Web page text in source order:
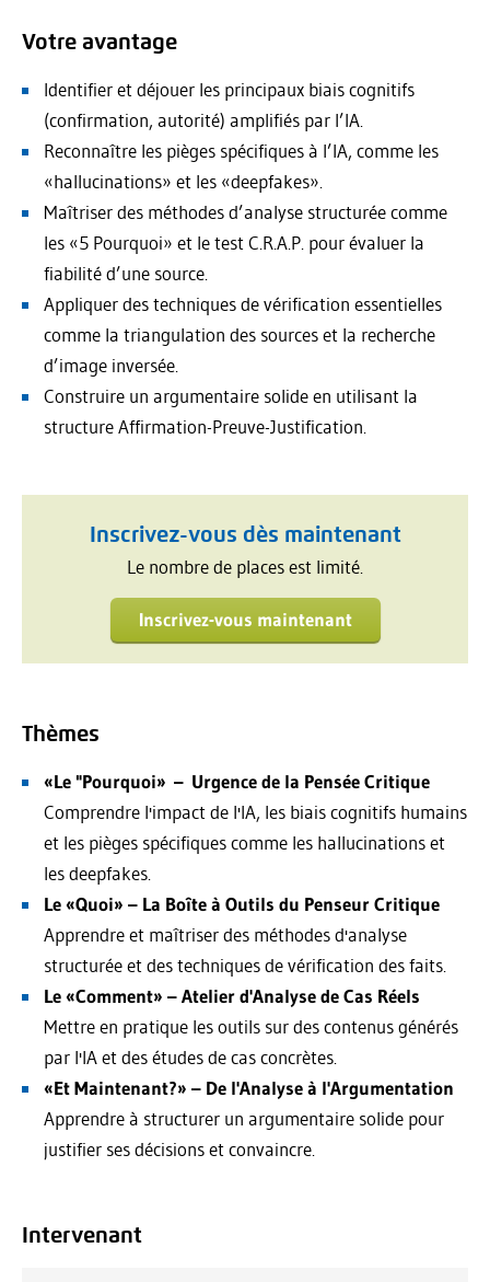
Votre avantage
Identifier et déjouer les principaux biais cognitifs
(confirmation, autorité) amplifiés par l’IA.
Reconnaître les pièges spécifiques à l’IA, comme les
«hallucinations» et les «deepfakes».
Maîtriser des méthodes d’analyse structurée comme
les «5 Pourquoi» et le test C.R.A.P. pour évaluer la
fiabilité d’une source.
Appliquer des techniques de vérification essentielles
comme la triangulation des sources et la recherche
d’image inversée.
Construire un argumentaire solide en utilisant la
structure Affirmation-Preuve-Justification.
Inscrivez-vous dès maintenant
Le nombre de places est limité.
Inscrivez-vous maintenant
Thèmes
«Le "Pourquoi» – Urgence de la Pensée Critique
Comprendre l'impact de l'IA, les biais cognitifs humains
et les pièges spécifiques comme les hallucinations et
les deepfakes.
Le «Quoi» – La Boîte à Outils du Penseur Critique
Apprendre et maîtriser des méthodes d'analyse
structurée et des techniques de vérification des faits.
Le «Comment» – Atelier d'Analyse de Cas Réels
Mettre en pratique les outils sur des contenus générés
par l'IA et des études de cas concrètes.
«Et Maintenant?» – De l'Analyse à l'Argumentation
Apprendre à structurer un argumentaire solide pour
justifier ses décisions et convaincre.
Intervenant